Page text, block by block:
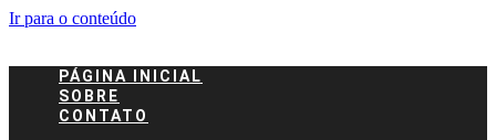
Ir para o conteúdo
PÁGINA INICIAL
SOBRE
CONTATO